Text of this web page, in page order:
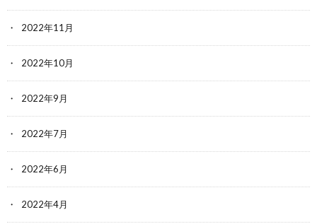
2022年11月
2022年10月
2022年9月
2022年7月
2022年6月
2022年4月